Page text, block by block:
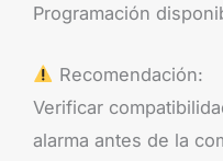
Programación
Recomendación:
Verificar
alarma antes de la